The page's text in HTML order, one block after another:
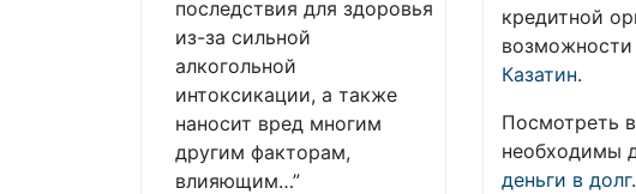
последствия для здоровья
из-за сильной
алкогольной
интоксикации, а также
наносит вред многим
другим факторам,
влияющим…”
кредитной
Казатин.
Посмотреть
необходимы
деньги в долг.